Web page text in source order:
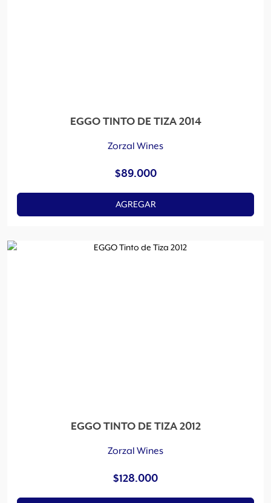
EGGO TINTO DE TIZA 2014
Zorzal Wines
$89.000
AGREGAR
EGGO TINTO DE TIZA 2012
Zorzal Wines
$128.000